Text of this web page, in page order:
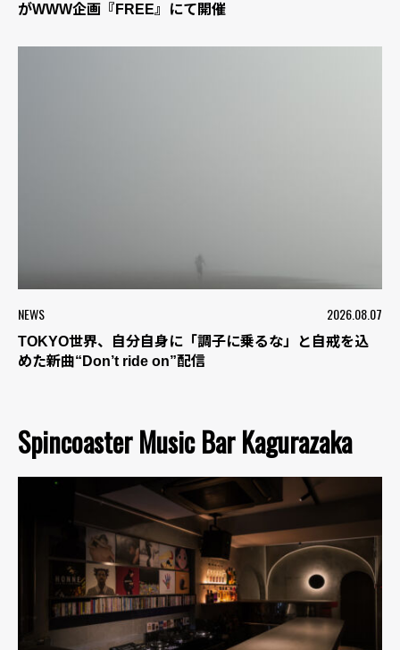
がWWW企画『FREE』にて開催
NEWS 2026.08.07
TOKYO世界、自分自身に「調子に乗るな」と自戒を込
めた新曲“Don’t ride on”配信
Spincoaster Music Bar Kagurazaka